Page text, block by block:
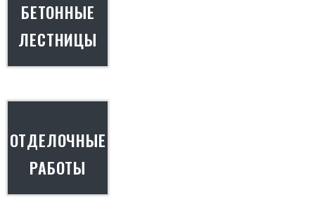
БЕТОННЫЕ
ЛЕСТНИЦЫ
ОТДЕЛОЧНЫЕ
РАБОТЫ